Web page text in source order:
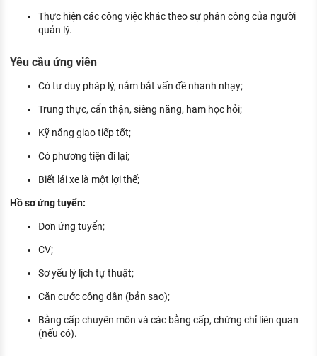
XÂY DỰNG VÀ PHÁT TRIỂN ĐỘI NGŨ
NHÂN SỰ
TUYỂN DỤNG VIỆC LÀM
Thực hiện các công việc khác theo sự phân công của người
quản lý.
Yêu cầu ứng viên
Có tư duy pháp lý, nắm bắt vấn đề nhanh nhạy;
Trung thực, cẩn thận, siêng năng, ham học hỏi;
Kỹ năng giao tiếp tốt;
Có phương tiện đi lại;
Biết lái xe là một lợi thế;
Hồ sơ ứng tuyển:
Đơn ứng tuyển;
CV;
Sơ yếu lý lịch tự thuật;
Căn cước công dân (bản sao);
Bằng cấp chuyên môn và các bằng cấp, chứng chỉ liên quan
(nếu có).